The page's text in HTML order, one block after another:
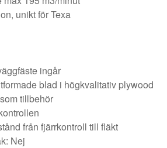
unikt för Texa
ingår
blad i högkvalitativ plywood
tillbehör
från fjärrkontroll till fläkt
Nej